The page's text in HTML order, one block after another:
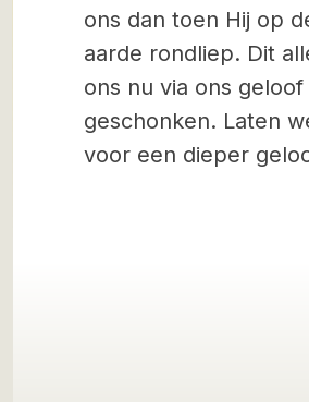
ons dan toen Hij op
aarde rondliep. Dit
ons nu via ons geloof
geschonken. Laten
voor een dieper